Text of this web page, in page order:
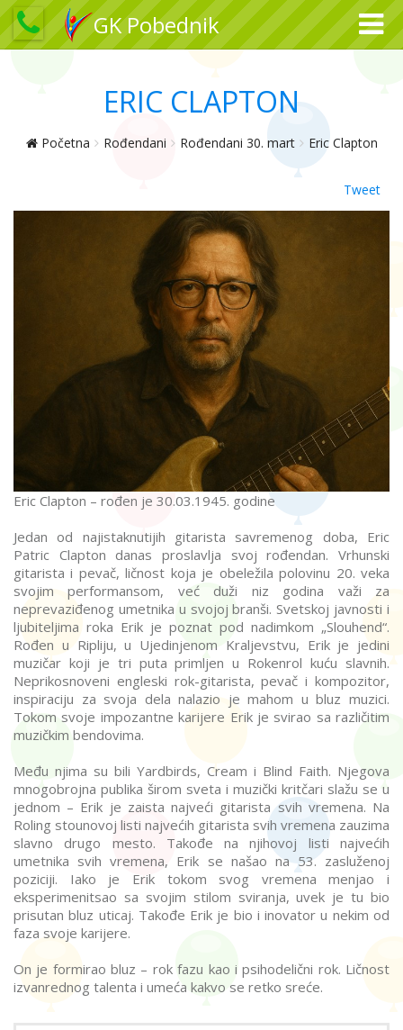
GK Pobednik
ERIC CLAPTON
Početna Rođendani Rođendani 30. mart Eric Clapton
Tweet
Eric Clapton – rođen je 30.03.1945. godine
Jedan od najistaknutijih gitarista savremenog doba, Eric
Patric Clapton danas proslavlja svoj rođendan. Vrhunski
gitarista i pevač, ličnost koja je obeležila polovinu 20. veka
svojim performansom, već duži niz godina važi za
neprevaziđenog umetnika u svojoj branši. Svetskoj javnosti i
ljubiteljima roka Erik je poznat pod nadimkom „Slouhend“.
Rođen u Ripliju, u Ujedinjenom Kraljevstvu, Erik je jedini
muzičar koji je tri puta primljen u Rokenrol kuću slavnih.
Neprikosnoveni engleski rok-gitarista, pevač i kompozitor,
inspiraciju za svoja dela nalazio je mahom u bluz muzici.
Tokom svoje impozantne karijere Erik je svirao sa različitim
muzičkim bendovima.
Među njima su bili Yardbirds, Cream i Blind Faith. Njegova
mnogobrojna publika širom sveta i muzički kritčari slažu se u
jednom – Erik je zaista najveći gitarista svih vremena. Na
Roling stounovoj listi najvećih gitarista svih vremena zauzima
slavno drugo mesto. Takođe na njihovoj listi najvećih
umetnika svih vremena, Erik se našao na 53. zasluženoj
poziciji. Iako je Erik tokom svog vremena menjao i
eksperimenitsao sa svojim stilom sviranja, uvek je tu bio
prisutan bluz uticaj. Takođe Erik je bio i inovator u nekim od
faza svoje karijere.
On je formirao bluz – rok fazu kao i psihodelični rok. Ličnost
izvanrednog talenta i umeća kakvo se retko sreće.